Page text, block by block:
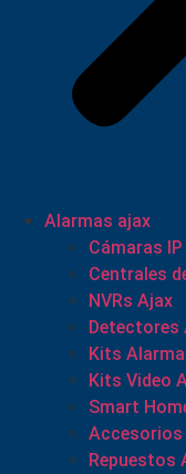
Alarmas ajax
Cámaras
Centrales
NVRs Ajax
Detectores
Kits
Kits Video
Smart
Accesorios
Repuestos